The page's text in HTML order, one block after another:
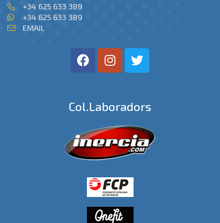
+34 625 633 389
+34 625 633 389
EMAIL
Col.laboradors